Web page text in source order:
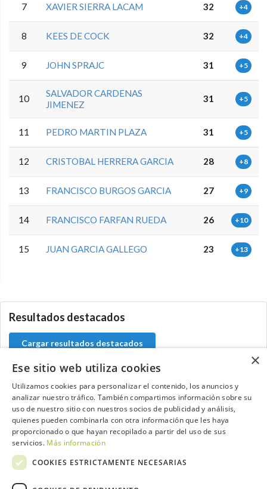
7 XAVIER SIERRA LACAM 32 +4
8 KEES DE COCK 32 +4
9 JOHN SPRAJC 31 +5
10
SALVADOR CARDENAS
JIMENEZ
31 +5
11 PEDRO MARTIN PLAZA 31 +5
12 CRISTOBAL HERRERA GARCIA 28 +8
13 FRANCISCO BURGOS GARCIA 27 +9
14 FRANCISCO FARFAN RUEDA 26 +10
15 JUAN GARCIA GALLEGO 23 +13
Resultados destacados
Cargar resultados destacados
Contacta con el equipo de NextCaddy
Opina Contacta
×
Ese sitio web utiliza cookies
Utilizamos cookies para personalizar el contenido, los anuncios y
analizar nuestro tráfico. También compartimos información sobre su
uso de nuestro sitio con nuestros socios de publicidad y análisis,
quienes pueden combinarla con otra información que les haya
proporcionado o que hayan recopilado a partir del uso de sus
servicios. Más información
COOKIES ESTRICTAMENTE NECESARIAS